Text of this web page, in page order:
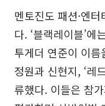
멘토진도 패션·엔
다. ‘블랙레이블’에
투게더 연준이 이름
정원과 신현지, ‘레
류했다. 이들은 참